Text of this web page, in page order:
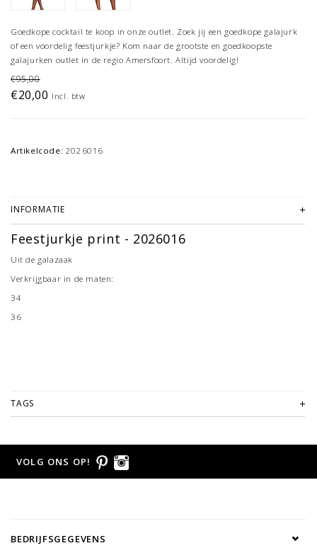
Goedkope cocktail te koop in onze outlet. Zoek jij een goedkope galajurk
of een voordelig feestjurkje? Kom naar de grootste en goedkoopste
galajurken outlet in de regio Amersfoort. Altijd voordelig!
€95,00
€20,00 Incl. btw
Artikelcode: 2026016
INFORMATIE
Feestjurkje print - 2026016
Uit de galazaak
Verkrijgbaar in de maten:
34
36
TAGS
VOLG ONS OP!
BEDRIJFSGEGEVENS